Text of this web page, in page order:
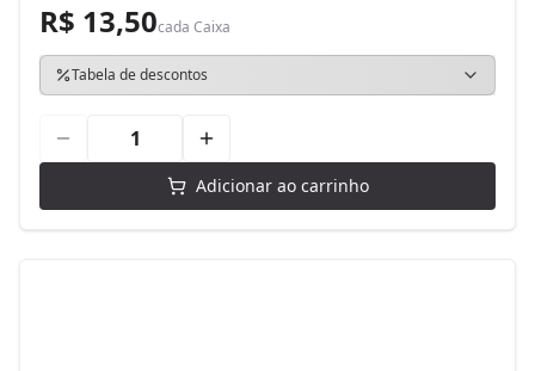
R$ 13,50cada Caixa
Tabela de descontos
Adicionar ao carrinho